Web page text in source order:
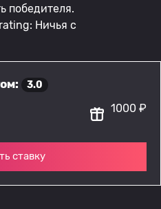
победителя.
Ничья с
3.0
1000 ₽
ставку